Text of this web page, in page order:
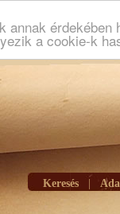
annak
a cookie-k
Keresés